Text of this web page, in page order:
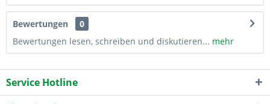
Bewertungen
0
Bewertungen lesen, schreiben und diskutieren... mehr
Service Hotline